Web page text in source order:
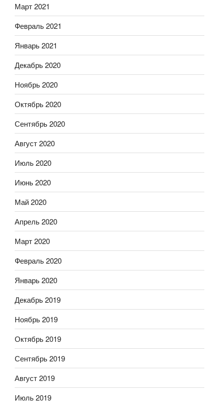
Март 2021
Февраль 2021
Январь 2021
Декабрь 2020
Ноябрь 2020
Октябрь 2020
Сентябрь 2020
Август 2020
Июль 2020
Июнь 2020
Май 2020
Апрель 2020
Март 2020
Февраль 2020
Январь 2020
Декабрь 2019
Ноябрь 2019
Октябрь 2019
Сентябрь 2019
Август 2019
Июль 2019